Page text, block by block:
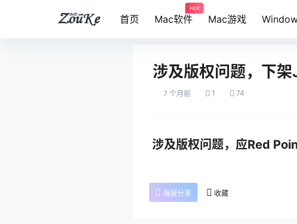
首页 Mac软件
Hot
Mac游戏
涉及版权问题，下
7 个月前 1 74
涉及版权问题，应Red
海报分享 收藏